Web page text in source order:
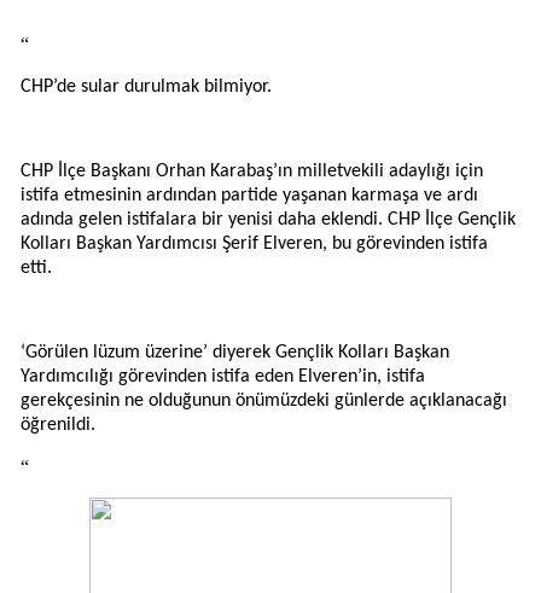
“
CHP’de sular durulmak bilmiyor.
CHP İlçe Başkanı Orhan Karabaş’ın milletvekili adaylığı için
istifa etmesinin ardından partide yaşanan karmaşa ve ardı
adında gelen istifalara bir yenisi daha eklendi. CHP İlçe Gençlik
Kolları Başkan Yardımcısı Şerif Elveren, bu görevinden istifa
etti.
‘Görülen lüzum üzerine’ diyerek Gençlik Kolları Başkan
Yardımcılığı görevinden istifa eden Elveren’in, istifa
gerekçesinin ne olduğunun önümüzdeki günlerde açıklanacağı
öğrenildi.
“